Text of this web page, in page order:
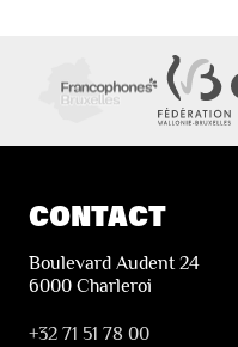
CONTACT
Boulevard Audent 24
6000 Charleroi
+32 71 51 78 00